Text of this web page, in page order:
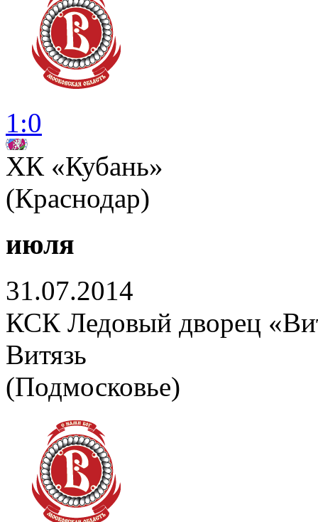
1:0
ХК «Кубань»
(Краснодар)
июля
31.07.2014
КСК Ледовый дворец
Витязь
(Подмосковье)